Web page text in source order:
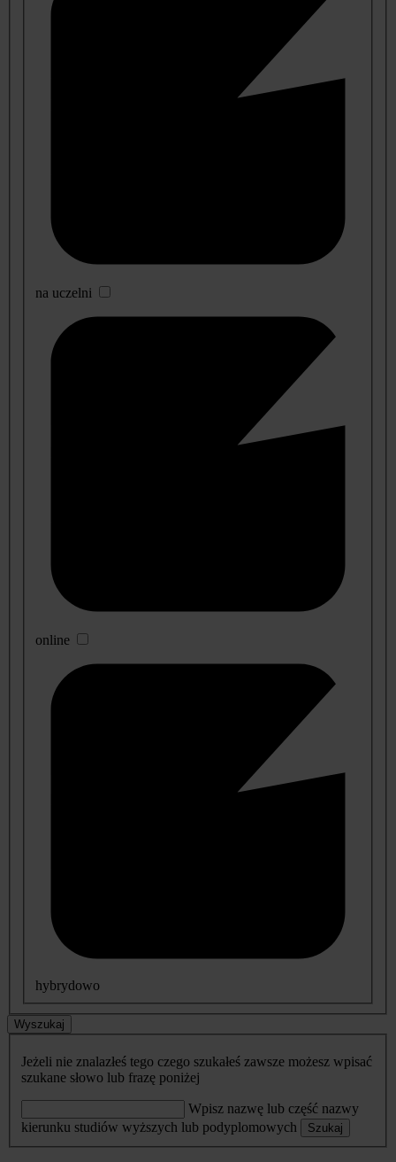
na uczelni
online
hybrydowo
Wyszukaj
Jeżeli nie znalazłeś tego czego szukałeś zawsze możesz wpisać
szukane słowo lub frazę poniżej
Wpisz nazwę lub część nazwy
kierunku studiów wyższych lub podyplomowych
Szukaj